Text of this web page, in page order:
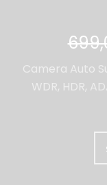
Camera Auto
WDR, HDR,